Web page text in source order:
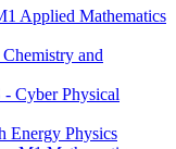
Applied Mathematics
and
Cyber Physical
Energy Physics